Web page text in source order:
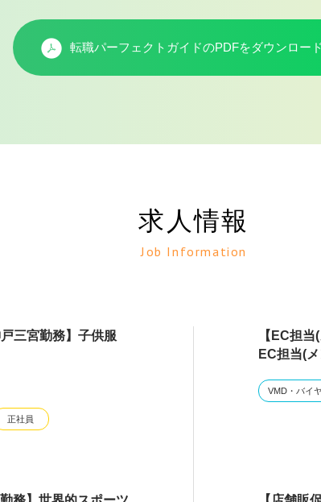
転職パーフェクトガイドのPDFをダウンロー
求人情報
Job Information
三宮勤務】子供服
正社員
【EC担
EC担当(
VMD・バイ